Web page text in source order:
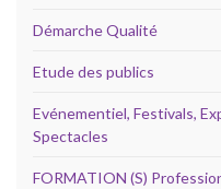
Démarche Qualité
Etude des publics
Evénementiel, Festivals,
Spectacles
FORMATION (S)